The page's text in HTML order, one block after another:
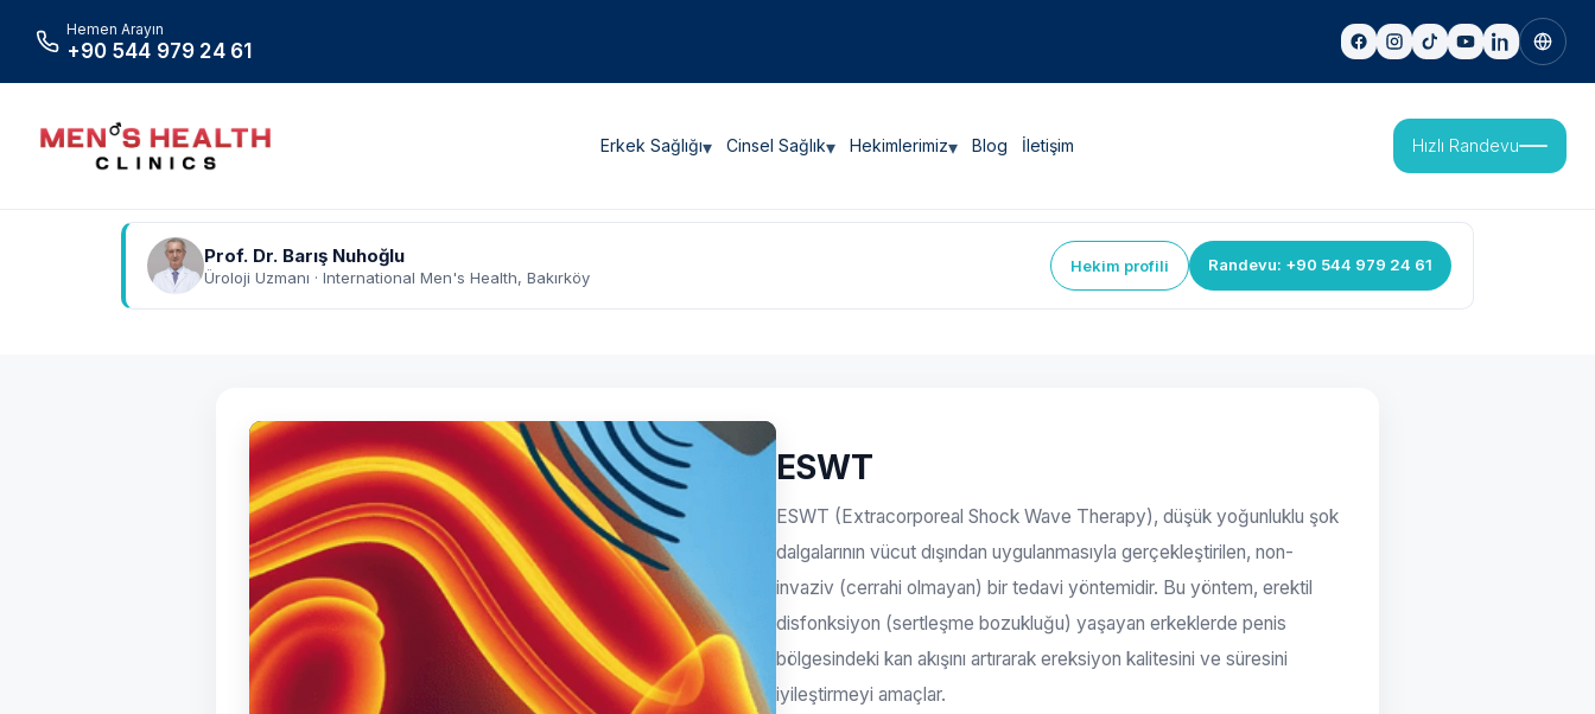
Hemen Arayın
+90 544 979 24 61
Erkek Sağlığı▾ Cinsel Sağlık▾ Hekimlerimiz▾ Blog İletişim Hızlı Randevu
Prof. Dr. Barış Nuhoğlu
Üroloji Uzmanı · International Men's Health, Bakırköy
Hekim profili Randevu: +90 544 979 24 61
ESWT
ESWT (Extracorporeal Shock Wave Therapy), düşük yoğunluklu şok
dalgalarının vücut dışından uygulanmasıyla gerçekleştirilen, non-
invaziv (cerrahi olmayan) bir tedavi yöntemidir. Bu yöntem, erektil
disfonksiyon (sertleşme bozukluğu) yaşayan erkeklerde penis
bölgesindeki kan akışını artırarak ereksiyon kalitesini ve süresini
iyileştirmeyi amaçlar.